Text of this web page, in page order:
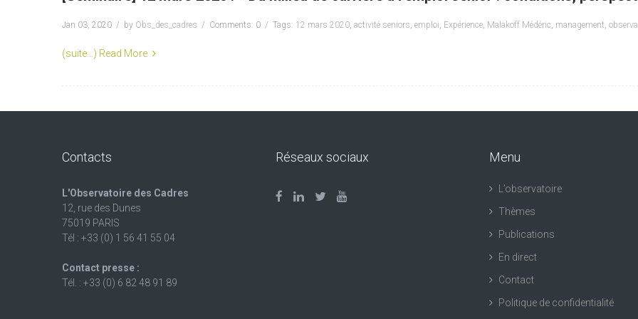
Jan 03, 2020 by Obs_des_cadres Comments: 0 Tags: 12 mars 2020, activité seniors, emploi, Expérience, Malakoff Médéric, management,
(suite…) Read More
Contacts
L'Observatoire des Cadres
12, rue des Dunes
75019 PARIS
Tél : +33 (0) 1 56 41 55 04
Contact presse :
Tél. : +33 (0) 6 82 48 91 89
Réseaux sociaux Menu
L’observatoire
Thèmes
Publications
En direct
Contact
Politique de confidentialité